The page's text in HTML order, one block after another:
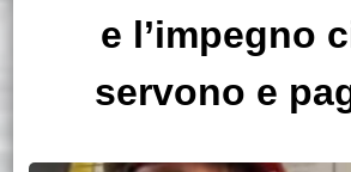
e l’impegno
servono e